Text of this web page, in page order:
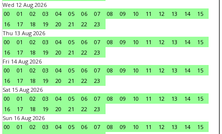
Wed 12 Aug 2026
00
01 02 03 04 05 06 07 08 09 10 11 12 13 14
15
16
17 18 19 20 21 22
23
Thu 13 Aug 2026
00
01 02 03 04 05 06 07 08 09 10 11 12 13 14
15
16
17 18 19 20 21 22
23
Fri 14 Aug 2026
00
01 02 03 04 05 06 07 08 09 10 11 12 13 14
15
16
17 18 19 20 21 22
23
Sat 15 Aug 2026
00
01 02 03 04 05 06 07 08 09 10 11 12 13 14
15
16
17 18 19 20 21 22
23
Sun 16 Aug 2026
00
01 02 03 04 05 06 07 08 09 10 11 12 13 14
15